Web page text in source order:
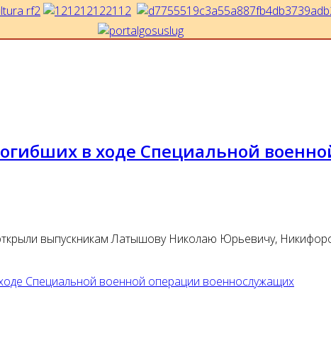
в ходе Специальной
выпускникам Латышову Николаю Юрьевичу,
Специальной военной операции военнослужащих